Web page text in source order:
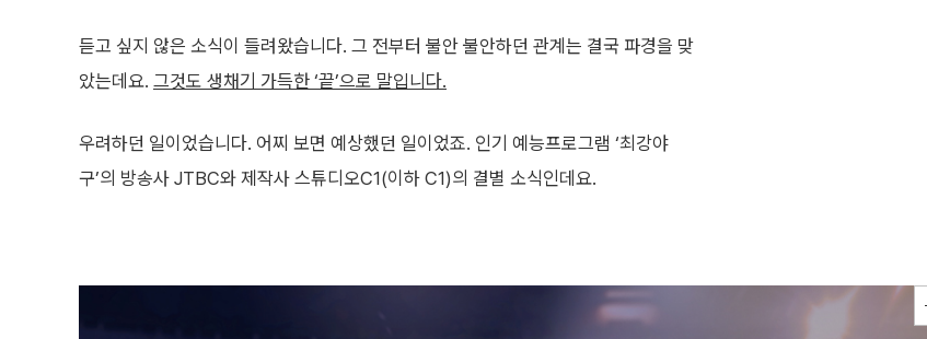
듣고 싶지 않은 소식이 들려왔습니다. 그 전부터 불안 불안하던 관계는 결국 파경을 맞
았는데요. 그것도 생채기 가득한 ‘끝’으로 말입니다.
우려하던 일이었습니다. 어찌 보면 예상했던 일이었죠. 인기 예능프로그램 ‘최강야
구’의 방송사 JTBC와 제작사 스튜디오C1(이하 C1)의 결별 소식인데요.